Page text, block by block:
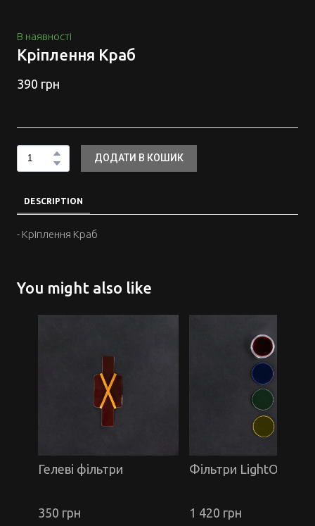
В наявності
Кріплення Краб
390 грн
ДОДАТИ В КОШИК
DESCRIPTION
- Кріплення Краб
You might also like
Гелеві фільтри
350 грн
Фільтри LightOn
1 420 грн